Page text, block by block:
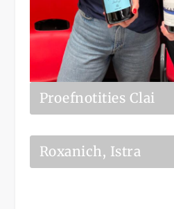
Proefnotities Clai
Roxanich, Istra